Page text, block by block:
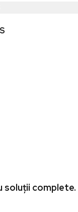
soluții complete.